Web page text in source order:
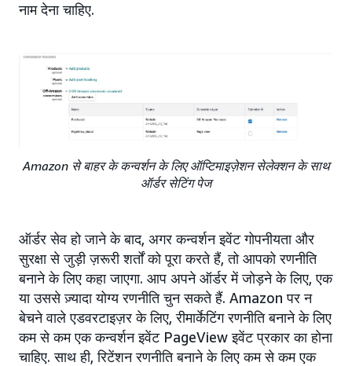
नाम देना चाहिए.
Amazon से बाहर के कन्वर्शन के लिए ऑप्टिमाइज़ेशन सेलेक्शन के साथ
ऑर्डर सेटिंग पेज
ऑर्डर सेव हो जाने के बाद, अगर कन्वर्शन इवेंट गोपनीयता और
सुरक्षा से जुड़ी ज़रूरी शर्तों को पूरा करते हैं, तो आपको रणनीति
बनाने के लिए कहा जाएगा. आप अपने ऑर्डर में जोड़ने के लिए, एक
या उससे ज़्यादा योग्य रणनीति चुन सकते हैं. Amazon पर न
बेचने वाले एडवरटाइज़र के लिए, रीमार्केटिंग रणनीति बनाने के लिए
कम से कम एक कन्वर्शन इवेंट PageView इवेंट प्रकार का होना
चाहिए. साथ ही, रिटेंशन रणनीति बनाने के लिए कम से कम एक